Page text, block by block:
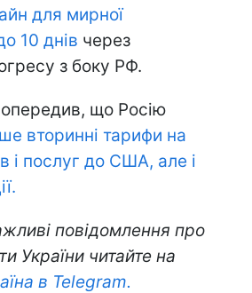
для мирної
10 днів через
з боку РФ.
що Росію
вторинні тарифи на
і послуг до США, але і
повідомлення про
України читайте на
в Telegram.